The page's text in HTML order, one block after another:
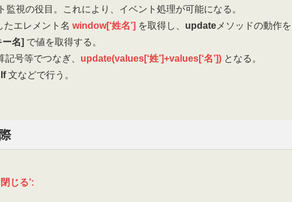
監視の役目。これにより、イベント処理が可能になる。
たエレメント名 window[‘姓名’] を取得し、 update メソッドの動作を
名] で値を取得する。
号等でつなぎ、 update(values[‘姓’]+values[‘名’]) となる。
If文などで行う。
じる’: